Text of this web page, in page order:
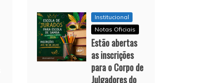
Institucional
Notas Oficiais
Estão abertas
as inscrições
para o Corpo de
Julgadores do